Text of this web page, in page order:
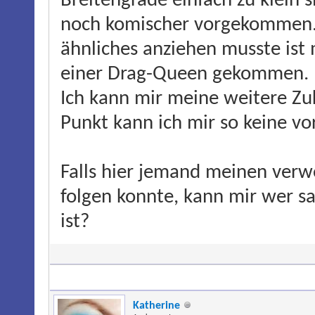
noch komischer
ähnliches anziehen musste
einer Drag-Queen gekommen.
Ich kann mir meine weitere
Punkt kann ich mir so keine
Falls hier jemand meinen
folgen konnte, kann mir wer
ist?
Katherine